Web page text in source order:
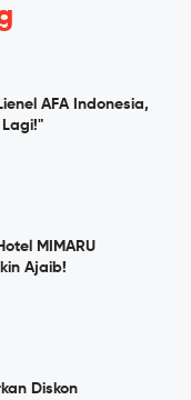
AFA Indonesia,
MIMARU
Ajaib!
Diskon